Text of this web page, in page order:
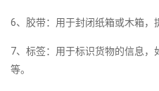
6、胶带：用于封闭纸箱或木箱，
7、标签：用于标识货物的信息
等。